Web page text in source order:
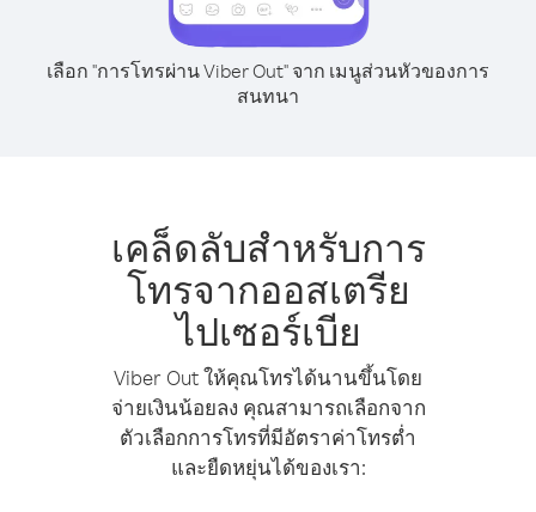
เลือก "การโทรผ่าน Viber Out" จาก เมนูส่วนหัวของการ
สนทนา
เคล็ดลับสำหรับการ
โทรจากออสเตรีย
ไปเซอร์เบีย
Viber Out ให้คุณโทรได้นานขึ้นโดย
จ่ายเงินน้อยลง คุณสามารถเลือกจาก
ตัวเลือกการโทรที่มีอัตราค่าโทรต่ำ
และยืดหยุ่นได้ของเรา: